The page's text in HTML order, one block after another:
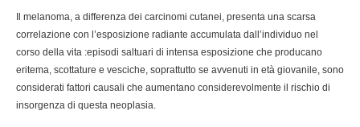
Il melanoma, a differenza dei carcinomi cutanei, presenta una scarsa
correlazione con l’esposizione radiante accumulata dall’individuo nel
corso della vita :episodi saltuari di intensa esposizione che producano
eritema, scottature e vesciche, soprattutto se avvenuti in età giovanile, sono
considerati fattori causali che aumentano considerevolmente il rischio di
insorgenza di questa neoplasia.